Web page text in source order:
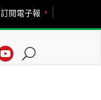
訂閱電子報